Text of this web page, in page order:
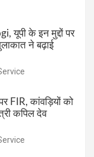
यूपी के इन मुद्दों पर
ने बढ़ाई
FIR, कांवड़ियों को
कपिल देव